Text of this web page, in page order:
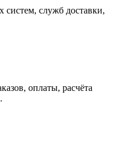
служб доставки,
оплаты, расчёта